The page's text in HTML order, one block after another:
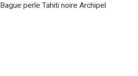
Bague perle Tahiti noire Archipel